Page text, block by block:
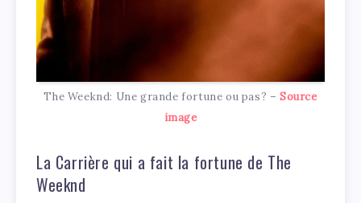
The Weeknd: Une grande fortune ou pas? – Source
image
La Carrière qui a fait la fortune de The
Weeknd